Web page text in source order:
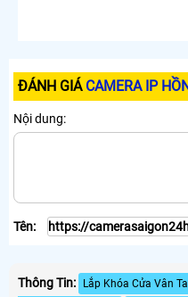
ĐÁNH GIÁ CAMERA IP
Nội dung:
Tên:
Thông Tin: Lắp Khóa Cửa Vân